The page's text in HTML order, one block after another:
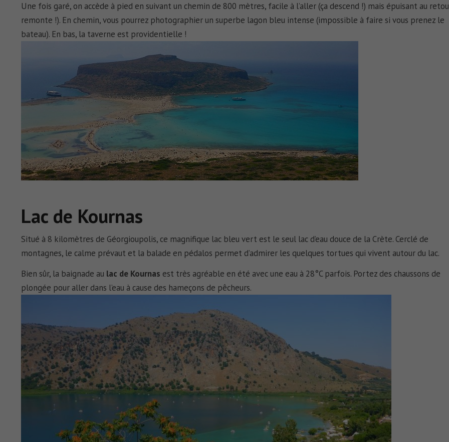
Une fois garé, on accède à pied en suivant un chemin de 800 mètres, facile à l’aller (ça descend !) mais épuisant au
remonte !). En chemin, vous pourrez photographier un superbe lagon bleu intense (impossible à faire si vous prenez le
bateau). En bas, la taverne est providentielle !
Lac de Kournas
Situé à 8 kilomètres de Géorgioupolis, ce magnifique lac bleu vert est le seul lac d’eau douce de la Crète. Cerclé de
montagnes, le calme prévaut et la balade en pédalos permet d’admirer les quelques tortues qui vivent autour du lac.
Bien sûr, la baignade au lac de Kournas est très agréable en été avec une eau à 28°C parfois. Portez des chaussons de
plongée pour aller dans l’eau à cause des hameçons de pêcheurs.